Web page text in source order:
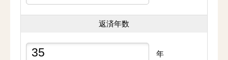
返済年数
年